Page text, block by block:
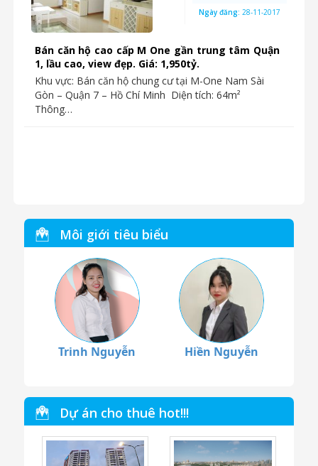
Bán căn hộ cao cấp M One gần trung tâm Quận
1, lầu cao, view đẹp. Giá: 1,950tỷ.
Khu vực: Bán căn hộ chung cư tại M-One Nam Sài
Gòn – Quận 7 – Hồ Chí Minh Diện tích: 64m²
Thông…
Ngày đăng: 28-11-2017
Môi giới tiêu biểu
Trinh Nguyễn Hiền Nguyễn
Dự án cho thuê hot!!!